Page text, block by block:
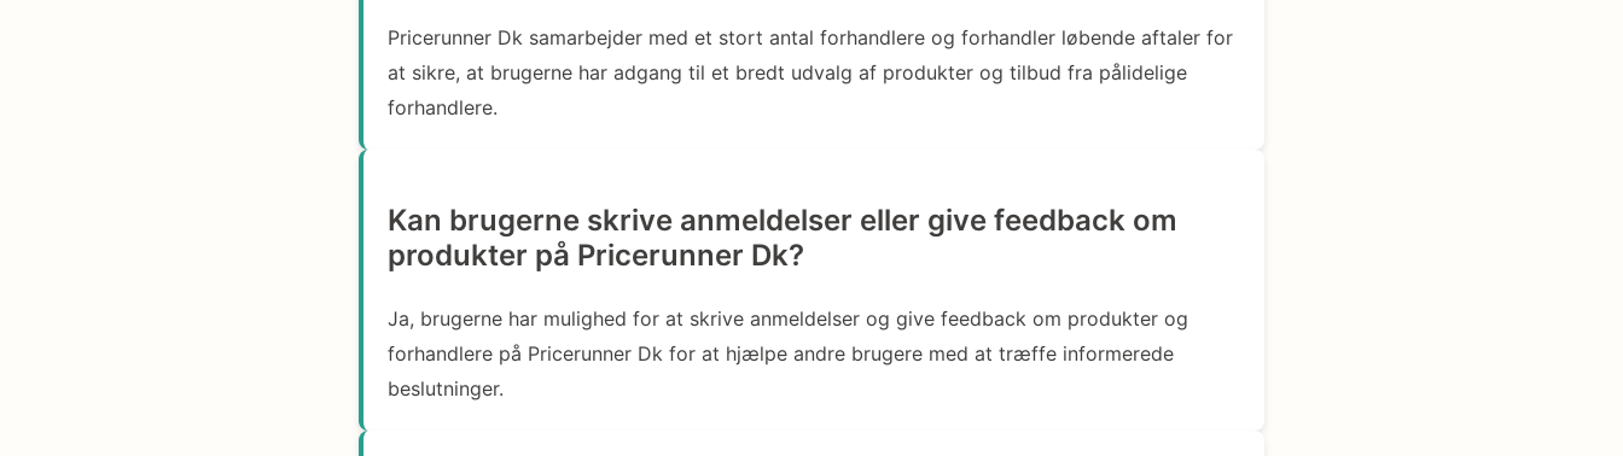
Pricerunner Dk samarbejder med et stort antal forhandlere og forhandler løbende aftaler for
at sikre, at brugerne har adgang til et bredt udvalg af produkter og tilbud fra pålidelige
forhandlere.
Kan brugerne skrive anmeldelser eller give feedback om
produkter på Pricerunner Dk?
Ja, brugerne har mulighed for at skrive anmeldelser og give feedback om produkter og
forhandlere på Pricerunner Dk for at hjælpe andre brugere med at træffe informerede
beslutninger.